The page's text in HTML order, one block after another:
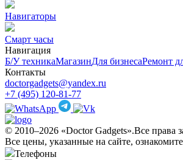
Навигаторы
Смарт часы
Навигация
Б/У техникaМагазинДля бизнесаРемонт
Контакты
doctorgadgets@yandex.ru
+7 (495) 120-81-77
© 2010–2026 «Doctor Gadgets».Все права
Все цены, указанные на сайте,
Телефоны